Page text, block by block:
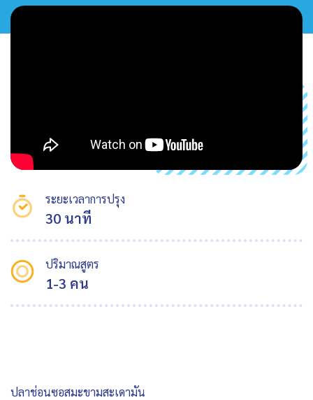
ระยะเวลาการปรุง
30 นาที
ปริมาณสูตร
1-3 คน
ปลาช่อนซอสมะขามสะเดามัน